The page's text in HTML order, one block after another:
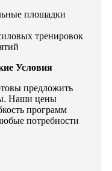
площадки
тренировок
Условия
предложить
Наши цены
программ
потребности